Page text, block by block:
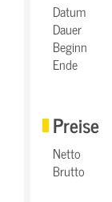
Datum
Dauer
Beginn
Ende
Preise
Netto
Brutto